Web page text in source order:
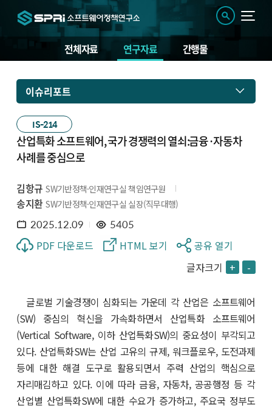
전체자료 연구자료 간행물
이슈리포트
IS-214
산업특화 소프트웨어, 국가 경쟁력의 열쇠:금융·자동차
사례를 중심으로
김항규 SW기반정책·인재연구실 책임연구원
송지환 SW기반정책·인재연구실 실장(직무대행)
2025.12.09 5405
PDF 다운로드 HTML 보기
공유 열기
글자크기 + -
글로벌 기술경쟁이 심화되는 가운데 각 산업은 소프트웨어
(SW) 중심의 혁신을 가속화하면서 산업특화 소프트웨어
(Vertical Software, 이하 산업특화SW)의 중요성이 부각되고
있다. 산업특화SW는 산업 고유의 규제, 워크플로우, 도전과제
등에 대한 해결 도구로 활용되면서 주력 산업의 핵심으로
자리매김하고 있다. 이에 따라 금융, 자동차, 공공행정 등 각
산업별 산업특화SW에 대한 수요가 증가하고, 주요국 정부도